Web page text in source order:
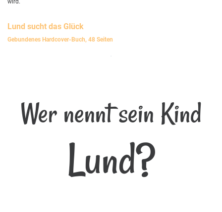
wird.
Lund sucht das Glück
Gebundenes Hardcover-Buch, 48 Seiten
Wer nennt sein Kind
Lund?